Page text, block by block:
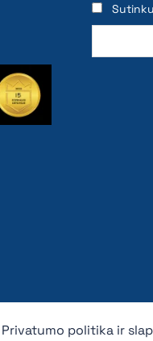
Privatumo politika ir